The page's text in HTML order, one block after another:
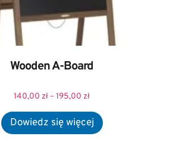
Wooden A-Board
140,00 zł–195,00 zł